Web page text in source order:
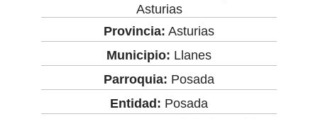
Asturias
Provincia: Asturias
Municipio: Llanes
Parroquia: Posada
Entidad: Posada